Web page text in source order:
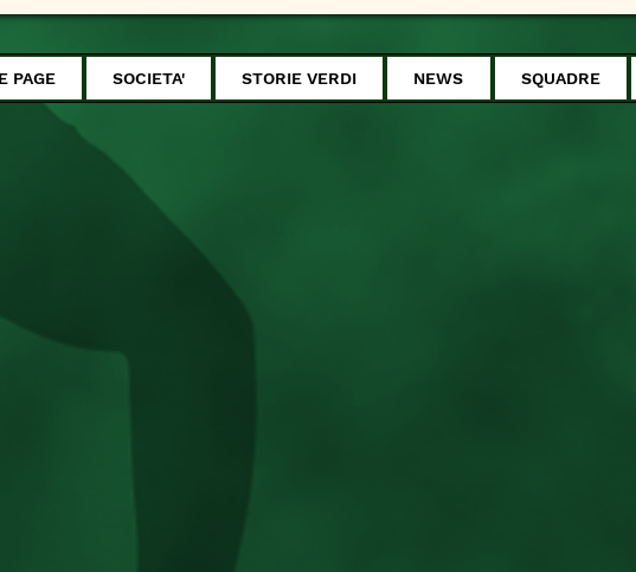
PAGE SOCIETA' STORIE VERDI NEWS SQUADRE